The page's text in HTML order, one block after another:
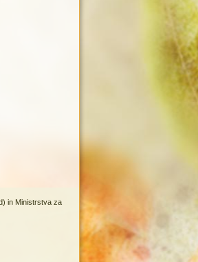
in Ministrstva za